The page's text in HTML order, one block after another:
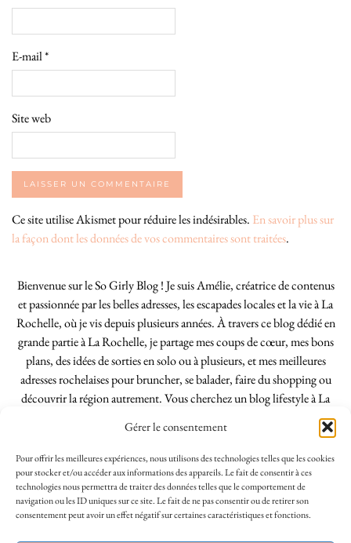
Gérer le consentement
Pour offrir les meilleures expériences, nous utilisons des technologies telles que les cookies
pour stocker et/ou accéder aux informations des appareils. Le fait de consentir à ces
technologies nous permettra de traiter des données telles que le comportement de
navigation ou les ID uniques sur ce site. Le fait de ne pas consentir ou de retirer son
consentement peut avoir un effet négatif sur certaines caractéristiques et fonctions.
E-mail*
Site web
Ce site utilise Akismet pour réduire les indésirables. En savoir plus sur
la façon dont les données de vos commentaires sont traitées.
Bienvenue sur le So Girly Blog ! Je suis Amélie, créatrice de contenus
et passionnée par les belles adresses, les escapades locales et la vie à La
Rochelle, où je vis depuis plusieurs années. À travers ce blog dédié en
grande partie à La Rochelle, je partage mes coups de cœur, mes bons
plans, des idées de sorties en solo ou à plusieurs, et mes meilleures
adresses rochelaises pour bruncher, se balader, faire du shopping ou
découvrir la région autrement. Vous cherchez un blog lifestyle à La
Rochelle, tenu par une locale ? Vous êtes au bon endroit. Que vous
soyez Rochelais·e ou de passage dans notre belle ville, j’espère que mes
articles vous aideront à profiter de La Rochelle comme un·e vrai·e
initié·e. !